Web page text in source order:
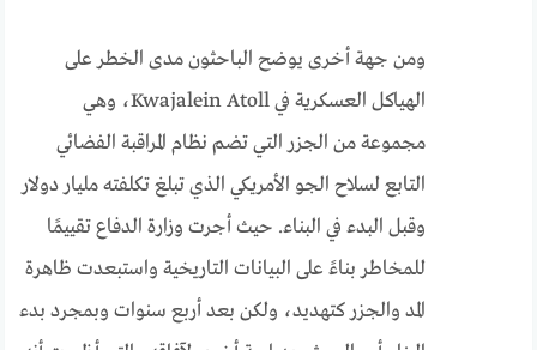
ومن جهة أخرى يوضح الباحثون مدى الخطر على
الهياكل العسكرية في Kwajalein Atoll، وهي
مجموعة من الجزر التي تضم نظام المراقبة الفضائي
التابع لسلاح الجو الأمريكي الذي تبلغ تكلفته مليار دولار
وقبل البدء في البناء. حيث أجرت وزارة الدفاع تقييمًا
للمخاطر بناءً على البيانات التاريخية واستبعدت ظاهرة
المد والجزر كتهديد، ولكن بعد أربع سنوات وبمجرد بدء